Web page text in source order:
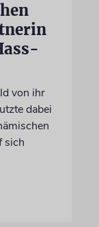
von ihr
dabei
sich